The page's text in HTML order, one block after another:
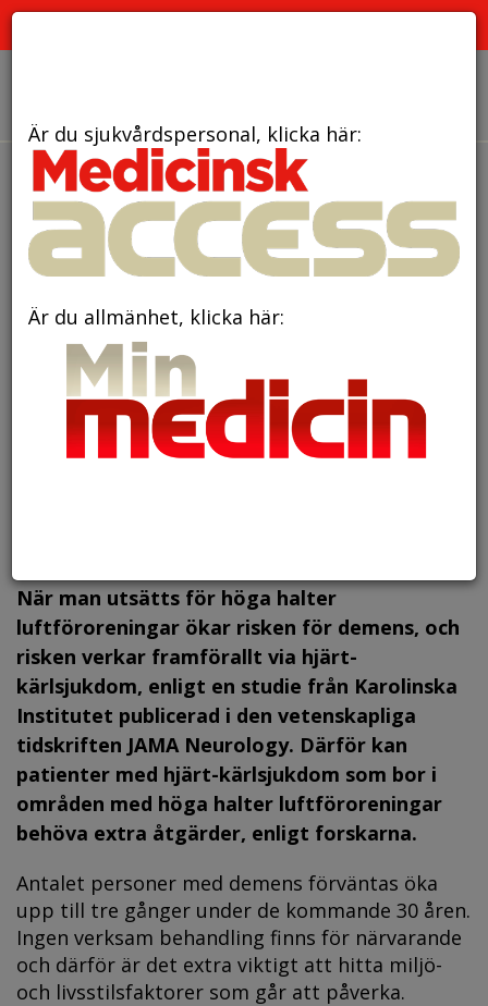
den 7 april 2020
Luftföroreningar knyts
till demens genom hjärt-
kärlsjukdom
När man utsätts för höga halter
luftföroreningar ökar risken för demens, och
risken verkar framförallt via hjärt-
kärlsjukdom, enligt en studie från Karolinska
Institutet publicerad i den vetenskapliga
tidskriften JAMA Neurology. Därför kan
patienter med hjärt-kärlsjukdom som bor i
områden med höga halter luftföroreningar
behöva extra åtgärder, enligt forskarna.
Antalet personer med demens förväntas öka
upp till tre gånger under de kommande 30 åren.
Ingen verksam behandling finns för närvarande
och därför är det extra viktigt att hitta miljö-
och livsstilsfaktorer som går att påverka.
Är du sjukvårdspersonal, klicka här:
Är du allmänhet, klicka här: